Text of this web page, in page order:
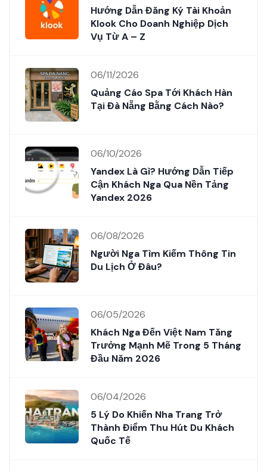
Hướng Dẫn Đăng Ký Tài Khoản
Klook Cho Doanh Nghiệp Dịch
Vụ Từ A – Z
06/11/2026
Quảng Cáo Spa Tới Khách Hàn
Tại Đà Nẵng Bằng Cách Nào?
06/10/2026
Yandex Là Gì? Hướng Dẫn Tiếp
Cận Khách Nga Qua Nền Tảng
Yandex 2026
06/08/2026
Người Nga Tìm Kiếm Thông Tin
Du Lịch Ở Đâu?
06/05/2026
Khách Nga Đến Việt Nam Tăng
Trưởng Mạnh Mẽ Trong 5 Tháng
Đầu Năm 2026
06/04/2026
5 Lý Do Khiến Nha Trang Trở
Thành Điểm Thu Hút Du Khách
Quốc Tế